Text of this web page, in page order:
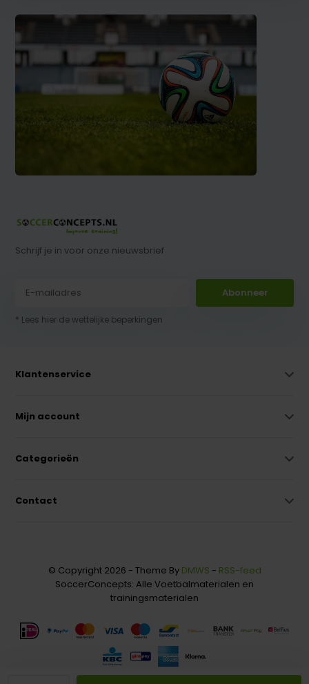
Schrijf je in voor onze nieuwsbrief
Abonneer
* Lees hier de wettelijke beperkingen
Klantenservice
Mijn account
Categorieën
Contact
© Copyright 2026 - Theme By DMWS - RSS-feed
SoccerConcepts: Alle Voetbalmaterialen en
trainingsmaterialen